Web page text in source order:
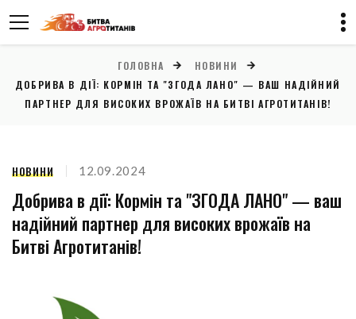
ГОЛОВНА
НОВИНИ
ДОБРИВА В ДІЇ: КОРМІН ТА "ЗГОДА ЛАНО" — ВАШ НАДІЙНИЙ
ПАРТНЕР ДЛЯ ВИСОКИХ ВРОЖАЇВ НА БИТВІ АГРОТИТАНІВ!
НОВИНИ 12.09.2024
Добрива в дії: Кормін та "ЗГОДА ЛАНО" — ваш
надійний партнер для високих врожаїв на
Битві Агротитанів!